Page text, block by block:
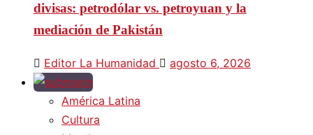
divisas: petrodólar vs. petroyuan y la
mediación de Pakistán
Editor La Humanidad agosto 6, 2026
América Latina
Cultura